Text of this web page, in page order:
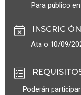
Para público
Ata o 10/09/
Poderán